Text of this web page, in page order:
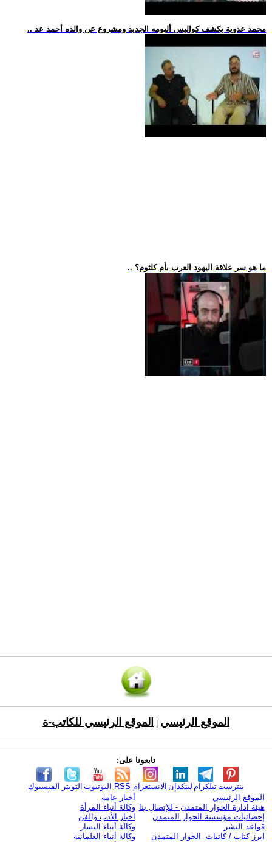
.. محمد عدوية يكشف كواليس ألبومه الجديد ومشروع عن والده أحمد عد
.. ما هو سر علاقة اليهود العرب بأم كلثوم؟
الموقع الرئيسي الموقع الرئيسي للكاتب-ة
تابعونا على:
الفيسبوك التويتر اليوتيوب RSS الانستغرام لينكدإن تيلكرامبنترست
الموقع الرئيسي
هيئة ادارة الحوار المتمدن - للإتصال بنا
إحصائيات مؤسسة الحوار المتمدن
قواعد النشر
ابرز كتاب / كاتبات الحوار المتمدن
أخبار عامة
وكالة أنباء المرأة
اخبار الأدب والفن
وكالة أنباء اليسار
وكالة أنباء العلمانية